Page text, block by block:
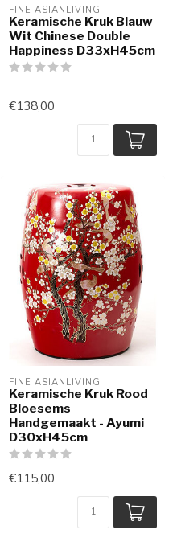
FINE ASIANLIVING
Keramische Kruk Blauw
Wit Chinese Double
Happiness D33xH45cm
€138,00
FINE ASIANLIVING
Keramische Kruk Rood
Bloesems
Handgemaakt - Ayumi
D30xH45cm
€115,00